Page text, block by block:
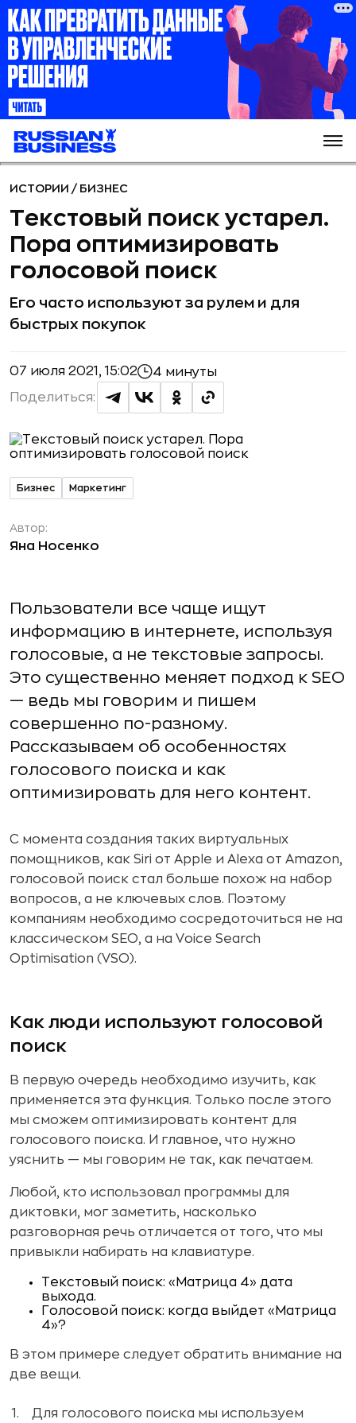
ИСТОРИИ / БИЗНЕС
Текстовый поиск устарел.
Пора оптимизировать
голосовой поиск
Его часто используют за рулем и для
быстрых покупок
07 июля 2021, 15:02 4 минуты
Поделиться:
Бизнес Маркетинг
Автор:
Яна Носенко
Пользователи все чаще ищут
информацию в интернете, используя
голосовые, а не текстовые запросы.
Это существенно меняет подход к SEO
— ведь мы говорим и пишем
совершенно по-разному.
Рассказываем об особенностях
голосового поиска и как
оптимизировать для него контент.
С момента создания таких виртуальных
помощников, как Siri от Apple и Alexa от Amazon,
голосовой поиск стал больше похож на набор
вопросов, а не ключевых слов. Поэтому
компаниям необходимо сосредоточиться не на
классическом SEO, а на Voice Search
Optimisation (VSO).
Как люди используют голосовой
поиск
В первую очередь необходимо изучить, как
применяется эта функция. Только после этого
мы сможем оптимизировать контент для
голосового поиска. И главное, что нужно
уяснить — мы говорим не так, как печатаем.
Любой, кто использовал программы для
диктовки, мог заметить, насколько
разговорная речь отличается от того, что мы
привыкли набирать на клавиатуре.
Текстовый поиск: «Матрица 4» дата
выхода.
Голосовой поиск: когда выйдет «Матрица
4»?
В этом примере следует обратить внимание на
две вещи.
Для голосового поиска мы используем